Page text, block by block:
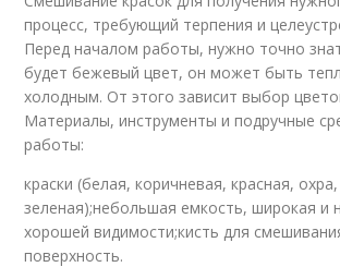
процесс, требующий терпения и
Перед началом работы, нужно точно
будет бежевый цвет, он может быть
холодным. От этого зависит выбор
Материалы, инструменты и подручные
работы:
краски (белая, коричневая, красная, охра,
зеленая);небольшая емкость, широкая и
хорошей видимости;кисть для
поверхность.